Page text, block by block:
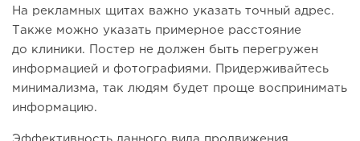
На рекламных щитах важно указать точный адрес.
Также можно указать примерное расстояние
до клиники. Постер не должен быть перегружен
информацией и фотографиями. Придерживайтесь
минимализма, так людям будет проще воспринимать
информацию.